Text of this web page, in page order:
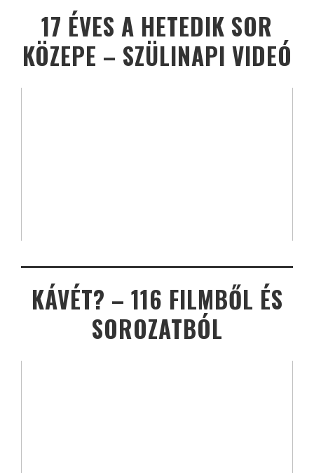
17 ÉVES A HETEDIK SOR
KÖZEPE – SZÜLINAPI VIDEÓ
KÁVÉT? – 116 FILMBŐL ÉS
SOROZATBÓL